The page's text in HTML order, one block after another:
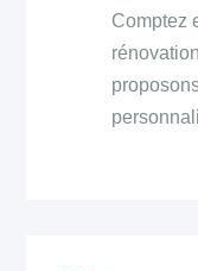
Comptez